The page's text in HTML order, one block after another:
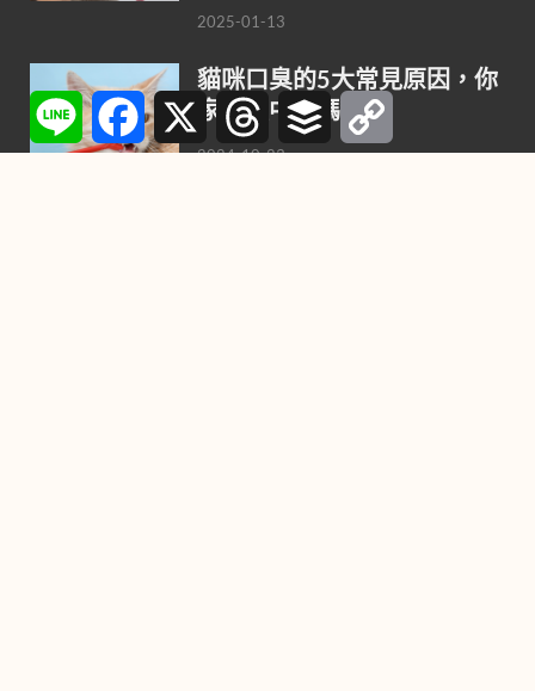
2025-01-13
貓咪口臭的5大常見原因，你
家貓咪中了嗎？
2024-10-23
Line Facebook
X ThreadsBuffer